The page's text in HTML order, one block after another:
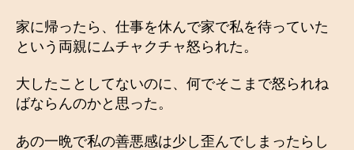
家に帰ったら、仕事を休んで家で私を待っていた
という両親にムチャクチャ怒られた。
大したことしてないのに、何でそこまで怒られね
ばならんのかと思った。
あの一晩で私の善悪感は少し歪んでしまったらし